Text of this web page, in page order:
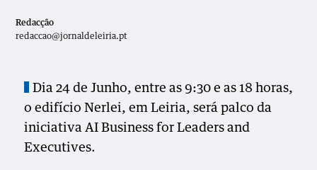
Redacção
redaccao@jornaldeleiria.pt
Dia 24 de Junho, entre as 9:30 e as 18 horas,
o edifício Nerlei, em Leiria, será palco da
iniciativa AI Business for Leaders and
Executives.